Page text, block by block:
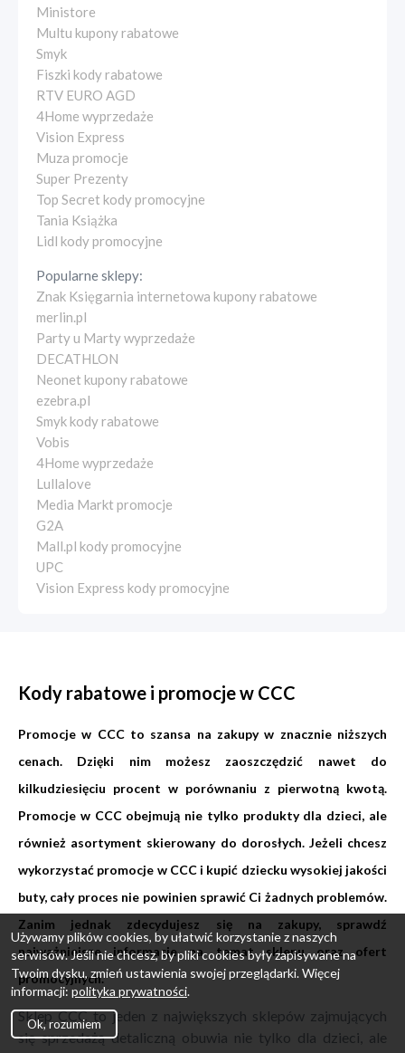
Ministore
Multu kupony rabatowe
Smyk
Fiszki kody rabatowe
RTV EURO AGD
4Home wyprzedaże
Vision Express
Muza promocje
Super Prezenty
Top Secret kody promocyjne
Tania Książka
Lidl kody promocyjne
Popularne sklepy:
Znak Księgarnia internetowa kupony rabatowe
merlin.pl
Party u Marty wyprzedaże
DECATHLON
Neonet kupony rabatowe
ezebra.pl
Smyk kody rabatowe
Vobis
4Home wyprzedaże
Lullalove
Media Markt promocje
G2A
Mall.pl kody promocyjne
UPC
Vision Express kody promocyjne
Kody rabatowe i promocje w CCC
Promocje w CCC to szansa na zakupy w znacznie niższych
cenach. Dzięki nim możesz zaoszczędzić nawet do
kilkudziesięciu procent w porównaniu z pierwotną kwotą.
Promocje w CCC obejmują nie tylko produkty dla dzieci, ale
również asortyment skierowany do dorosłych. Jeżeli chcesz
wykorzystać promocje w CCC i kupić dziecku wysokiej jakości
buty, cały proces nie powinien sprawić Ci żadnych problemów.
Zanim jednak zdecydujesz się na zakupy, sprawdź
najważniejsze informacje na temat sklepu oraz ofert
promocyjnych.
Sklep CCC to jeden z największych sklepów zajmujących
się sprzedażą detaliczną obuwia nie tylko dla dzieci, ale
Używamy plików cookies, by ułatwić korzystanie z naszych
serwisów. Jeśli nie chcesz, by pliki cookies były zapisywane na
Twoim dysku, zmień ustawienia swojej przeglądarki. Więcej
informacji: polityka prywatności.
Ok, rozumiem